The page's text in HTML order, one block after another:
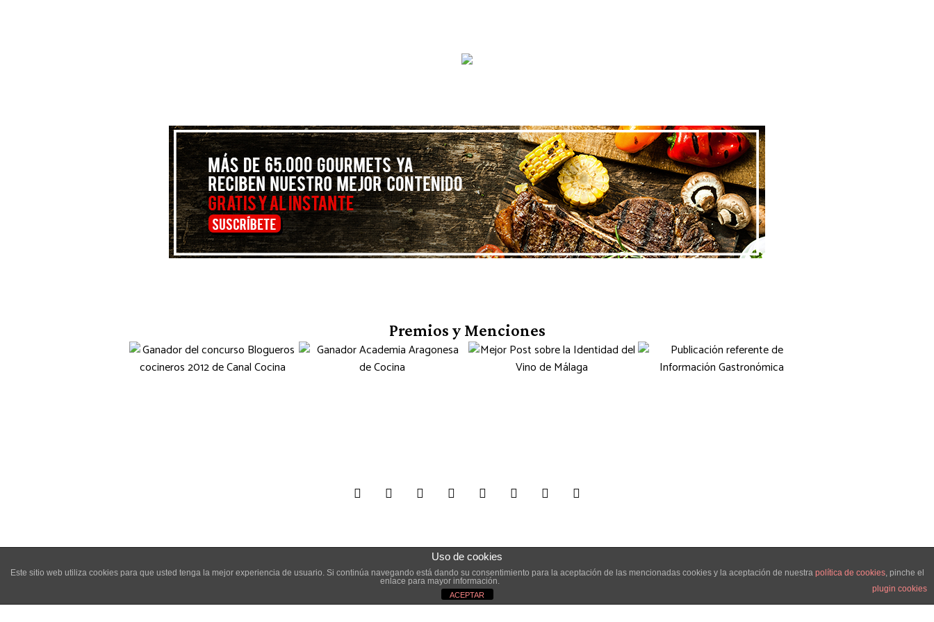
Premios y Menciones
The Gourmet Journal © Copyright. Todos los derechos reservados |
Uso de cookies
Este sitio web utiliza cookies para que usted tenga la mejor experiencia de usuario. Si continúa navegando está dando su consentimiento para la aceptación de las mencionadas cookies y la aceptación de nuestra política de cookies, pinche el
enlace para mayor información.
plugin cookies
ACEPTAR